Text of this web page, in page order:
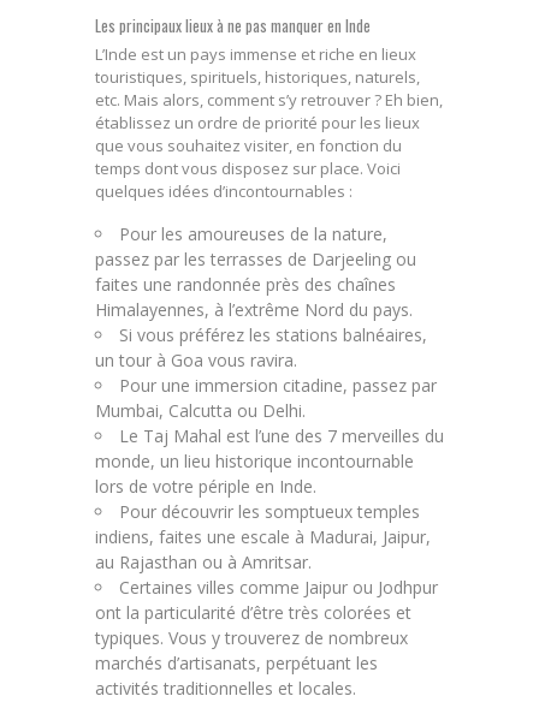
Les principaux lieux à ne pas manquer en Inde
L’Inde est un pays immense et riche en lieux
touristiques, spirituels, historiques, naturels,
etc. Mais alors, comment s’y retrouver ? Eh bien,
établissez un ordre de priorité pour les lieux
que vous souhaitez visiter, en fonction du
temps dont vous disposez sur place. Voici
quelques idées d’incontournables :
Pour les amoureuses de la nature,
passez par les terrasses de Darjeeling ou
faites une randonnée près des chaînes
Himalayennes, à l’extrême Nord du pays.
Si vous préférez les stations balnéaires,
un tour à Goa vous ravira.
Pour une immersion citadine, passez par
Mumbai, Calcutta ou Delhi.
Le Taj Mahal est l’une des 7 merveilles du
monde, un lieu historique incontournable
lors de votre périple en Inde.
Pour découvrir les somptueux temples
indiens, faites une escale à Madurai, Jaipur,
au Rajasthan ou à Amritsar.
Certaines villes comme Jaipur ou Jodhpur
ont la particularité d’être très colorées et
typiques. Vous y trouverez de nombreux
marchés d’artisanats, perpétuant les
activités traditionnelles et locales.